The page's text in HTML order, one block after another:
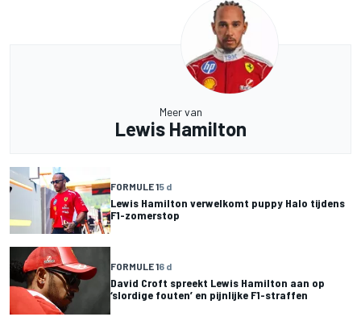
Meer van
Lewis Hamilton
FORMULE 15 d
Lewis Hamilton verwelkomt puppy Halo tijdens
F1-zomerstop
FORMULE 16 d
David Croft spreekt Lewis Hamilton aan op
‘slordige fouten’ en pijnlijke F1-straffen